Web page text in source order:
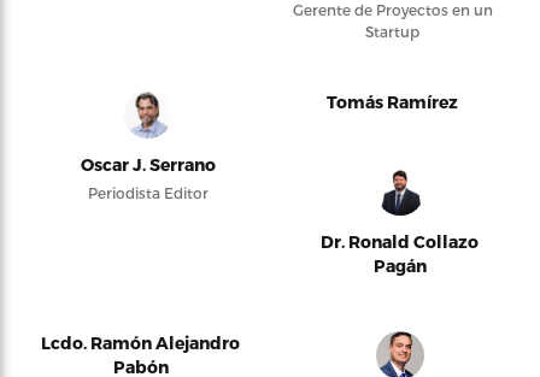
Gerente de Proyectos en un
Startup
Oscar J. Serrano
Periodista Editor
Tomás Ramírez
Dr. Ronald Collazo
Pagán
Lcdo. Ramón Alejandro
Pabón